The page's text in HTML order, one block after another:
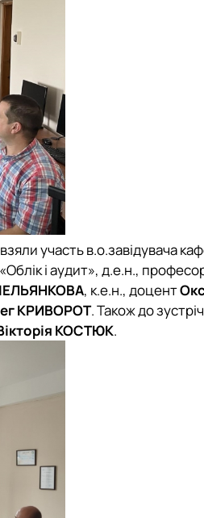
взяли участь в.о.завідувача
і аудит», д.е.н.,
, к.е.н., доцент
КРИВОРОТ. Також до
КОСТЮК.